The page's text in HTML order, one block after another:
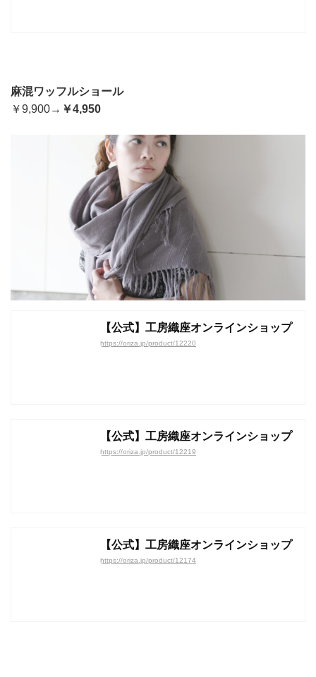
麻混ワッフルショール
￥9,900→ ￥4,950
【公式】工房織座オンラインショップ
https://oriza.jp/product/12220
【公式】工房織座オンラインショップ
https://oriza.jp/product/12219
【公式】工房織座オンラインショップ
https://oriza.jp/product/12174